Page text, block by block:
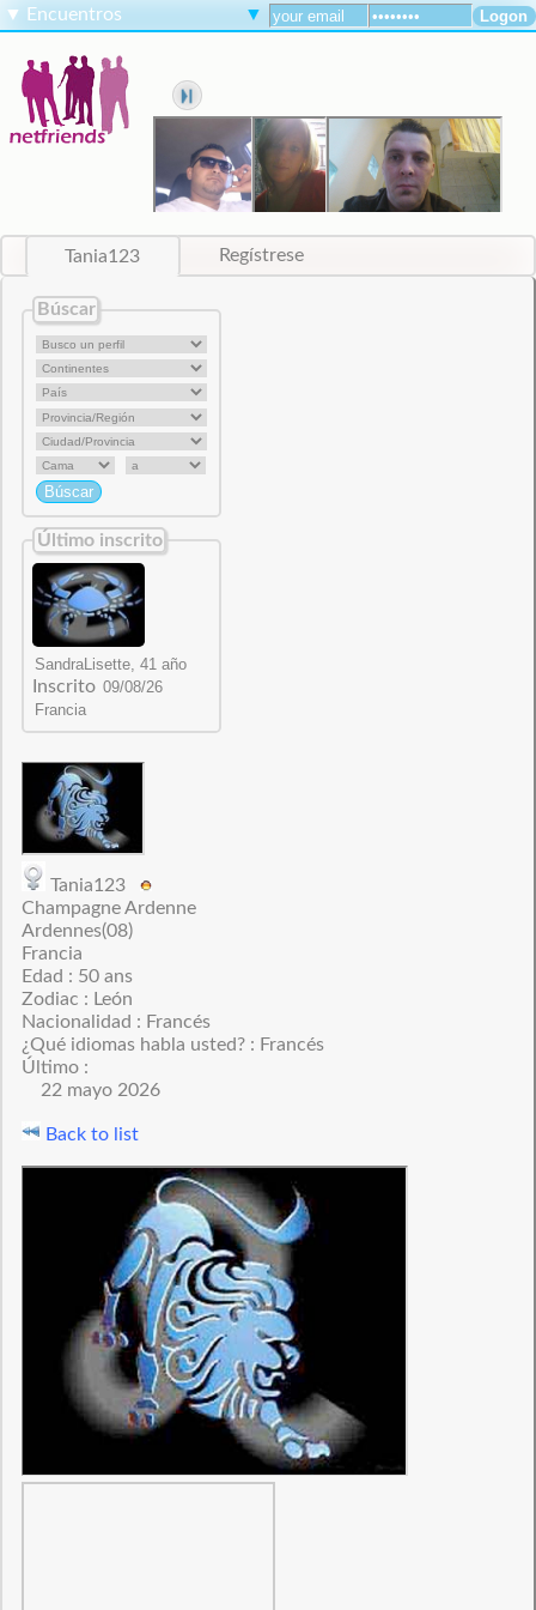
▼ Encuentros ▼
Tania123 Regístrese
Búscar
Último inscrito
Inscrito
Tania123
Champagne Ardenne
Ardennes(08)
Francia
Edad : 50 ans
Zodiac : León
Nacionalidad : Francés
¿Qué idiomas habla usted? : Francés
Último :
22 mayo 2026
Back to list